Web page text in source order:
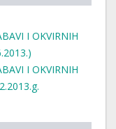
I OKVIRNIH
I OKVIRNIH